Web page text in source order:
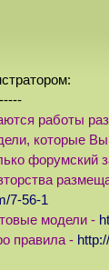
работы
которые
форумский
7-56-1
модели -
правила -